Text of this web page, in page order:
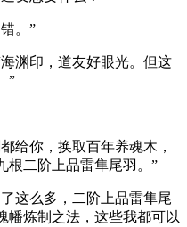
。”
渊印，道友好眼光。但这
”
给你，换取百年养魂木，
根二阶上品雷隼尾羽。”
这么多，二阶上品雷隼尾
幡炼制之法，这些我都可以